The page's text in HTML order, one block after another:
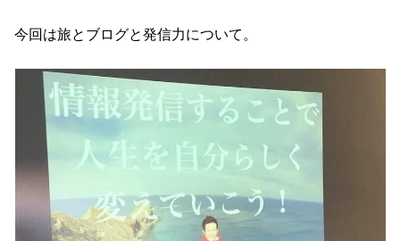
今回は旅とブログと発信力について。